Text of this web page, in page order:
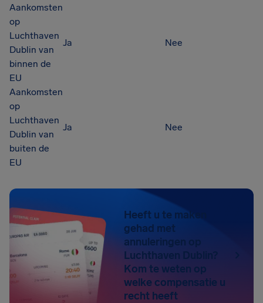
Aankomsten
op
Luchthaven
Dublin van
binnen de
EU
Ja Nee
Aankomsten
op
Luchthaven
Dublin van
buiten de
EU
Ja Nee
Heeft u te maken
gehad met
annuleringen op
Luchthaven Dublin?
Kom te weten op
welke compensatie u
recht heeft